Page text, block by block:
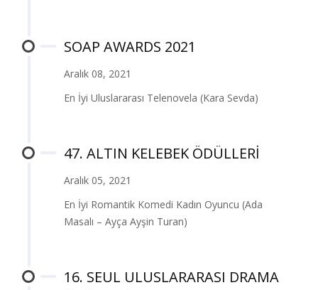
SOAP AWARDS 2021
Aralık 08, 2021
En İyi Uluslararası Telenovela (Kara Sevda)
47. ALTIN KELEBEK ÖDÜLLERİ
Aralık 05, 2021
En İyi Romantik Komedi Kadın Oyuncu (Ada
Masalı – Ayça Ayşin Turan)
16. SEUL ULUSLARARASI DRAMA